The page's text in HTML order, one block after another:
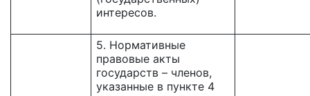
интересов.
5. Нормативные
правовые акты
государств – членов,
указанные в пункте 4